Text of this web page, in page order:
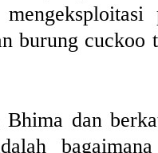
burung cuckoo
dan